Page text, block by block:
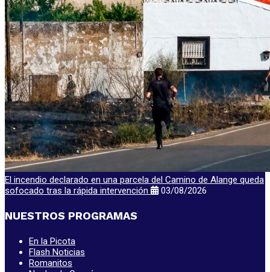
El incendio declarado en una parcela del Camino de Alange queda
sofocado tras la rápida intervención
03/08/2026
NUESTROS PROGRAMAS
En la Picota
Flash Noticias
Romanitos